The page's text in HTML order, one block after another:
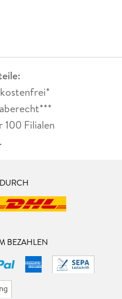
100 Filialen
BEZAHLEN